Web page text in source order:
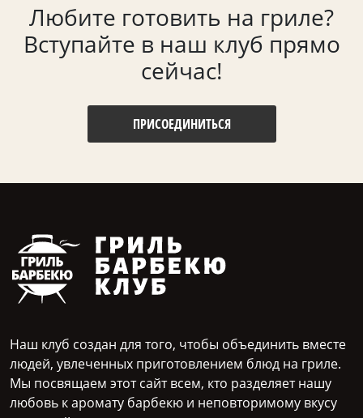
Любите готовить на гриле?
Вступайте в наш клуб прямо
сейчас!
ПРИСОЕДИНИТЬСЯ
Наш клуб создан для того, чтобы объединить вместе
людей, увлеченных приготовлением блюд на гриле.
Мы посвящаем этот сайт всем, кто разделяет нашу
любовь к аромату барбекю и неповторимому вкусу